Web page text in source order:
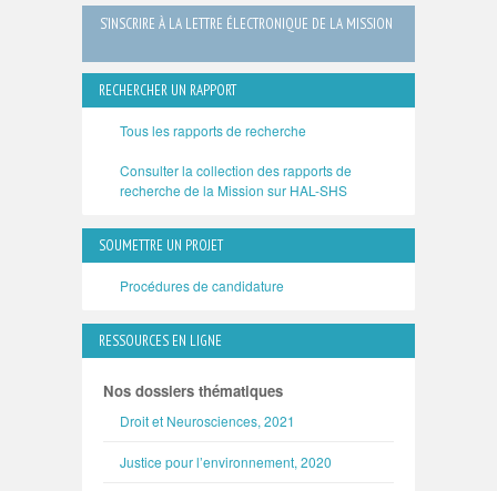
S’INSCRIRE À LA LETTRE ÉLECTRONIQUE DE LA MISSION
RECHERCHER UN RAPPORT
Tous les rapports de recherche
Consulter la collection des rapports de
recherche de la Mission sur HAL-SHS
SOUMETTRE UN PROJET
Procédures de candidature
RESSOURCES EN LIGNE
Nos dossiers thématiques
Droit et Neurosciences, 2021
Justice pour l’environnement, 2020